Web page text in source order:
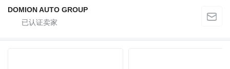
DOMION AUTO GROUP